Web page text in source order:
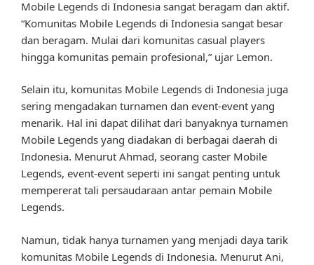
Mobile Legends di Indonesia sangat beragam dan aktif.
“Komunitas Mobile Legends di Indonesia sangat besar
dan beragam. Mulai dari komunitas casual players
hingga komunitas pemain profesional,” ujar Lemon.
Selain itu, komunitas Mobile Legends di Indonesia juga
sering mengadakan turnamen dan event-event yang
menarik. Hal ini dapat dilihat dari banyaknya turnamen
Mobile Legends yang diadakan di berbagai daerah di
Indonesia. Menurut Ahmad, seorang caster Mobile
Legends, event-event seperti ini sangat penting untuk
mempererat tali persaudaraan antar pemain Mobile
Legends.
Namun, tidak hanya turnamen yang menjadi daya tarik
komunitas Mobile Legends di Indonesia. Menurut Ani,